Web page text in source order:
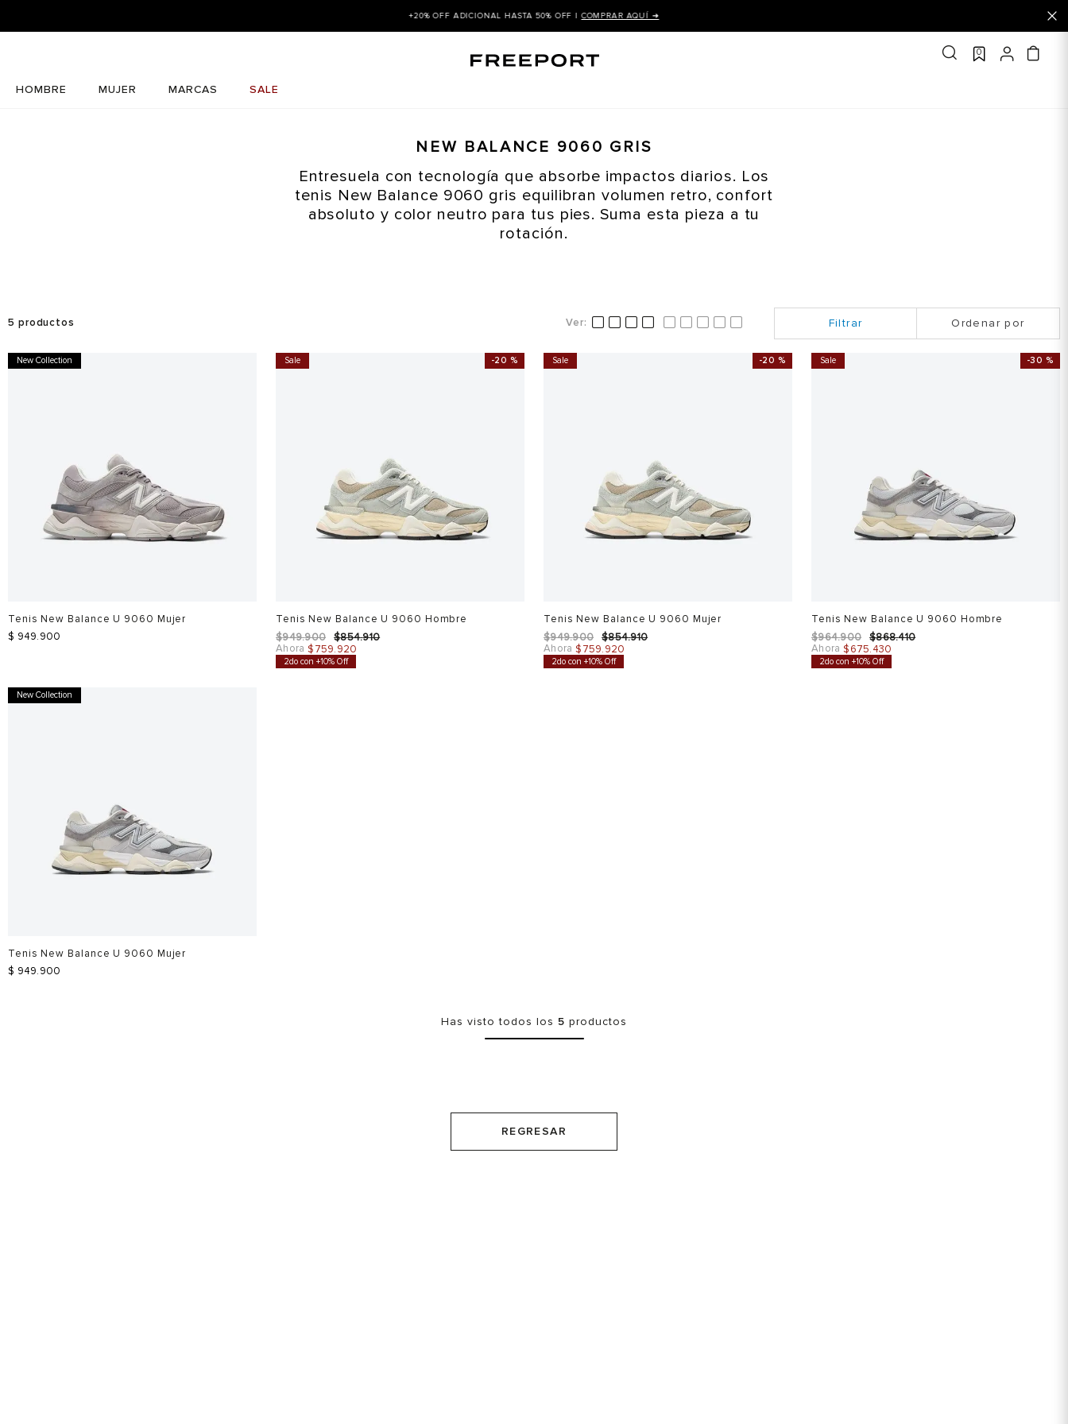
+20% OFF ADICIONAL HASTA 50% OFF |COMPRAR AQUÍ ➜
0
HOMBRE MUJER MARCAS SALE
NEW BALANCE 9060 GRIS
Entresuela con tecnología que absorbe impactos diarios. Los
tenis New Balance 9060 gris equilibran volumen retro, confort
absoluto y color neutro para tus pies. Suma esta pieza a tu
rotación.
5 productos Ordenar por
New Collection
Tenis New Balance U 9060 Mujer
$ 949.900
Sale -20 %
Tenis New Balance U 9060 Hombre
$949.900 $854.910
Ahora $759.920
2do con +10% Off
Sale -20 %
Tenis New Balance U 9060 Mujer
$949.900 $854.910
Ahora $759.920
2do con +10% Off
Sale -30 %
Tenis New Balance U 9060 Hombre
$964.900 $868.410
Ahora $675.430
2do con +10% Off
New Collection
Tenis New Balance U 9060 Mujer
$ 949.900
Has visto todos los 5 productos
REGRESAR